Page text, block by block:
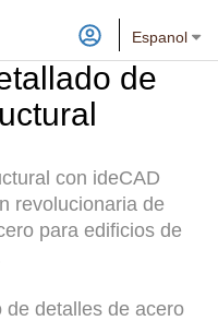
Espanol
de
con ideCAD
revolucionaria de
para edificios de
de detalles de acero